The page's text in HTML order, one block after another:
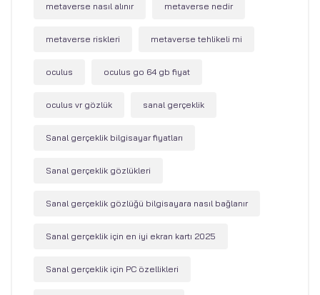
metaverse nasıl alınır metaverse nedir
metaverse riskleri metaverse tehlikeli mi
oculus oculus go 64 gb fiyat
oculus vr gözlük sanal gerçeklik
Sanal gerçeklik bilgisayar fiyatları
Sanal gerçeklik gözlükleri
Sanal gerçeklik gözlüğü bilgisayara nasıl bağlanır
Sanal gerçeklik için en iyi ekran kartı 2025
Sanal gerçeklik için PC özellikleri